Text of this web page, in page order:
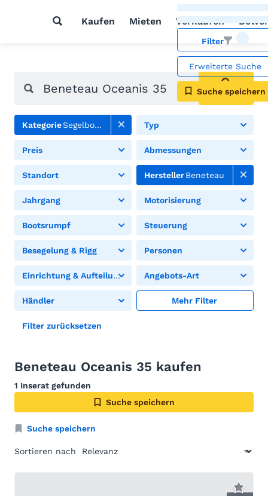
Kaufen Mieten Verkaufen
Filter
Erweiterte Suche
Suche speichern
Suchen
KategorieSegelboote Typ
Preis Abmessungen
Standort HerstellerBeneteau
Jahrgang Motorisierung
Bootsrumpf Steuerung
Besegelung & Rigg Personen
Einrichtung & Aufteilung Angebots-Art
Händler Mehr Filter
Filter zurücksetzen
Beneteau Oceanis 35 kaufen
1 Inserat gefunden
Suche speichern
Suche speichern
Sortieren nach